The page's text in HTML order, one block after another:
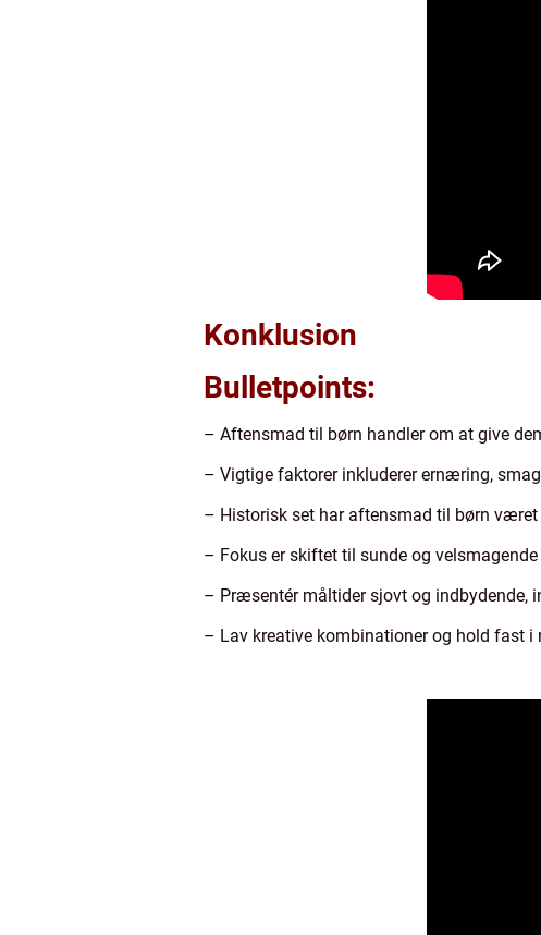
Konklusion
Bulletpoints:
– Aftensmad til børn handler om at give
– Vigtige faktorer inkluderer ernæring,
– Historisk set har aftensmad til børn
– Fokus er skiftet til sunde og
– Præsentér måltider sjovt og indbydende,
– Lav kreative kombinationer og hold fast i